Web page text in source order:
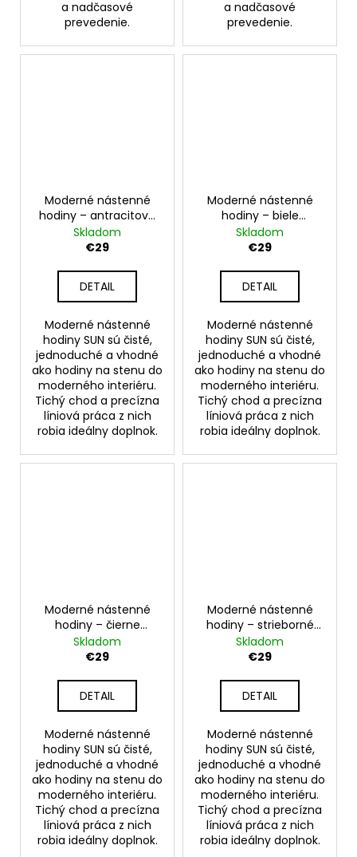
a nadčasové
prevedenie.
a nadčasové
prevedenie.
Moderné nástenné
hodiny – antracitové
nástenné hodiny na
stenu – model SUN 30
Skladom
€29
DETAIL
Moderné nástenné
hodiny SUN sú čisté,
jednoduché a vhodné
ako hodiny na stenu do
moderného interiéru.
Tichý chod a precízna
líniová práca z nich
robia ideálny doplnok.
Moderné nástenné
hodiny – biele
nástenné hodiny na
stenu – model SUN 30
Skladom
€29
DETAIL
Moderné nástenné
hodiny SUN sú čisté,
jednoduché a vhodné
ako hodiny na stenu do
moderného interiéru.
Tichý chod a precízna
líniová práca z nich
robia ideálny doplnok.
Moderné nástenné
hodiny – čierne
nástenné hodiny na
stenu – model SUN 30
Skladom
€29
DETAIL
Moderné nástenné
hodiny SUN sú čisté,
jednoduché a vhodné
ako hodiny na stenu do
moderného interiéru.
Tichý chod a precízna
líniová práca z nich
robia ideálny doplnok.
Moderné nástenné
hodiny – strieborné
nástenné hodiny na
stenu – model SUN 30
Skladom
€29
DETAIL
Moderné nástenné
hodiny SUN sú čisté,
jednoduché a vhodné
ako hodiny na stenu do
moderného interiéru.
Tichý chod a precízna
líniová práca z nich
robia ideálny doplnok.